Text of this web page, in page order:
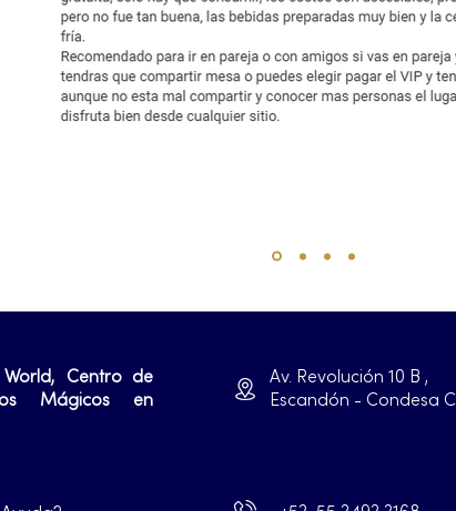
World, Centro de
Mágicos en
Av. Revolución 10 B ,
Escandón - Condesa